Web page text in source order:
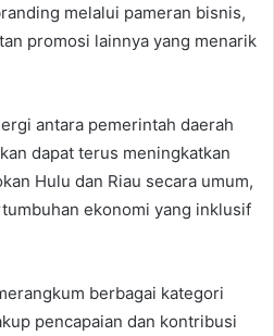
melalui pameran bisnis,
promosi lainnya yang menarik
antara pemerintah daerah
dapat terus meningkatkan
Hulu dan Riau secara umum,
ekonomi yang inklusif
berbagai kategori
pencapaian dan kontribusi